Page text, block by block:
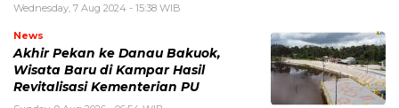
Wednesday, 7 Aug 2024 - 15:38 WIB
News
Akhir Pekan ke Danau Bakuok,
Wisata Baru di Kampar Hasil
Revitalisasi Kementerian PU